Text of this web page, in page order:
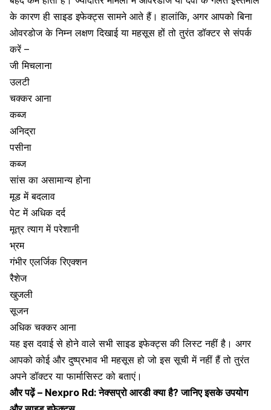
के कारण ही साइड इफेक्ट्स सामने आते हैं। हालांकि, अगर आपको बिना
ओवरडोज के निम्न लक्षण दिखाई या महसूस हों तो तुरंत डॉक्टर से संपर्क
करें –
जी मिचलाना
उलटी
चक्कर आना
कब्ज
अनिद्रा
पसीना
कब्ज
सांस का असामान्य होना
मूड में बदलाव
पेट में अधिक दर्द
मूत्र त्याग में परेशानी
भ्रम
गंभीरएलर्जिक रिएक्शन
रैशेज
खुजली
सूजन
अधिक चक्कर आना
यह इस दवाई से होने वाले सभी साइड इफेक्ट्स की लिस्ट नहीं है। अगर
आपको कोई और दुष्प्रभाव भी महसूस हो जो इस सूची में नहीं हैं तो तुरंत
अपने डॉक्टर या फार्मासिस्ट को बताएं।
और पढ़ें – Nexpro Rd: नेक्सप्रो आरडी क्या है? जानिए इसके उपयोग